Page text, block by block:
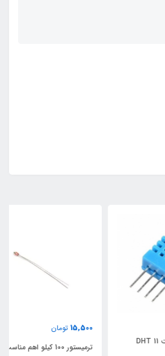
تومان
ترمیستور 100 کیلو اهم مناسب برای